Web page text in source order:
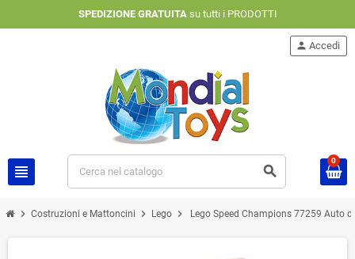
SPEDIZIONE GRATUITAsu tutti i PRODOTTI
view_headline search
person Accedi
0
chevron_right Costruzioni e Mattoncini chevron_right Lego chevron_right Lego Speed Champions 77259 Auto